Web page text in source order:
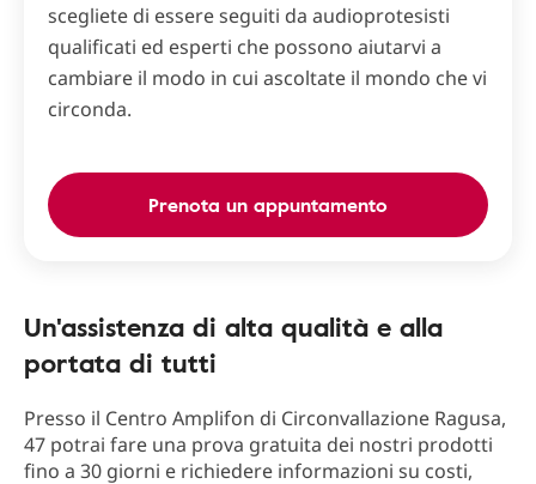
scegliete di essere seguiti da audioprotesisti
qualificati ed esperti che possono aiutarvi a
cambiare il modo in cui ascoltate il mondo che vi
circonda.
Prenota un appuntamento
Un'assistenza di alta qualità e alla
portata di tutti
Presso il Centro Amplifon di Circonvallazione Ragusa,
47 potrai fare una prova gratuita dei nostri prodotti
fino a 30 giorni e richiedere informazioni su costi,